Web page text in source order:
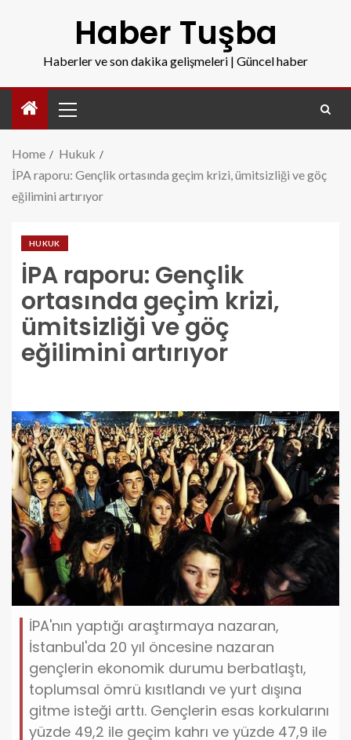
Haber Tuşba
Haberler ve son dakika gelişmeleri | Güncel haber
Home
Hukuk
İPA raporu: Gençlik ortasında geçim krizi, ümitsizliği ve göç
eğilimini artırıyor
HUKUK
İPA raporu: Gençlik
ortasında geçim krizi,
ümitsizliği ve göç
eğilimini artırıyor
İPA'nın yaptığı araştırmaya nazaran,
İstanbul'da 20 yıl öncesine nazaran
gençlerin ekonomik durumu berbatlaştı,
toplumsal ömrü kısıtlandı ve yurt dışına
gitme isteği arttı. Gençlerin esas korkularını
yüzde 49,2 ile geçim kahrı ve yüzde 47,9 ile